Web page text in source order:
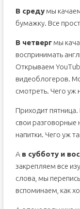
В средумы
бумажку. Все
В четвергмы
воспринимать
Открываем
видеоблогеров.
смотреть. Чего уж
Приходит пятница.
свои разговорные
напитки. Чего уж
А в субботу и
закрепляем все
слова, мы
вспоминаем, как